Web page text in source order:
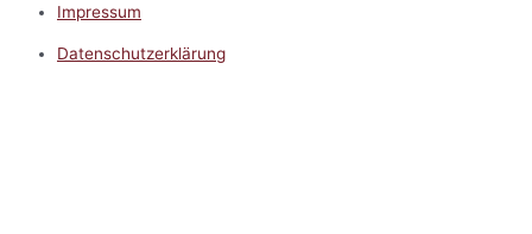
Impressum
Datenschutzerklärung